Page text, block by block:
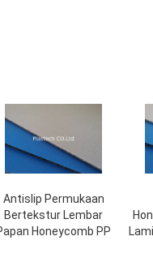
Antislip Permukaan
Bertekstur Lembar
Honeycomb PP